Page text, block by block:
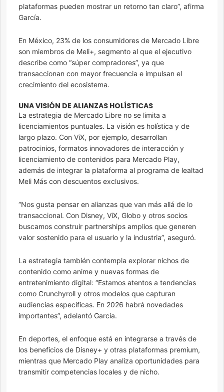
plataformas pueden mostrar un retorno tan claro”, afirma
García.
En México, 23% de los consumidores de Mercado Libre
son miembros de Meli+, segmento al que el ejecutivo
describe como “súper compradores”, ya que
transaccionan con mayor frecuencia e impulsan el
crecimiento del ecosistema.
UNA VISIÓN DE ALIANZAS HOLÍSTICAS
La estrategia de Mercado Libre no se limita a
licenciamientos puntuales. La visión es holística y de
largo plazo. Con ViX, por ejemplo, desarrollan
patrocinios, formatos innovadores de interacción y
licenciamiento de contenidos para Mercado Play,
además de integrar la plataforma al programa de lealtad
Meli Más con descuentos exclusivos.
“Nos gusta pensar en alianzas que van más allá de lo
transaccional. Con Disney, ViX, Globo y otros socios
buscamos construir partnerships amplios que generen
valor sostenido para el usuario y la industria”, aseguró.
La estrategia también contempla explorar nichos de
contenido como anime y nuevas formas de
entretenimiento digital: “Estamos atentos a tendencias
como Crunchyroll y otros modelos que capturan
audiencias específicas. En 2026 habrá novedades
importantes”, adelantó García.
En deportes, el enfoque está en integrarse a través de
los beneficios de Disney+ y otras plataformas premium,
mientras que Mercado Play analiza oportunidades para
transmitir competencias locales y de nicho.